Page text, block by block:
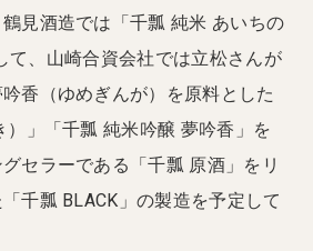
見酒造では「千瓢 純米 あいちの
て、山崎合資会社では立松さんが
香（ゆめぎんが）を原料とした
）」「千瓢 純米吟醸 夢吟香」を
セラーである「千瓢 原酒」をリ
千瓢 BLACK」の製造を予定して